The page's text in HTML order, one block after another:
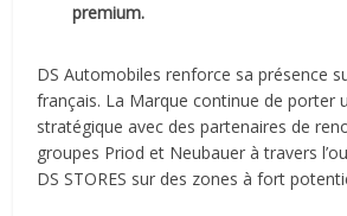
premium.
DS Automobiles renforce sa présence
français. La Marque continue de porter
stratégique avec des partenaires de
groupes Priod et Neubauer à travers
DS STORES sur des zones à fort